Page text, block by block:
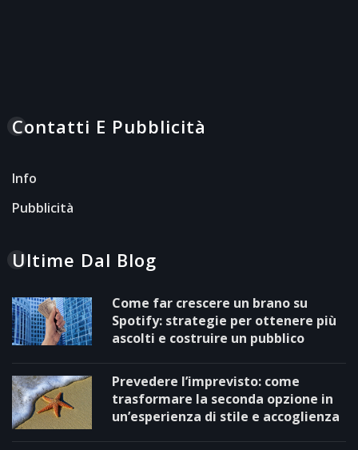
Contatti E Pubblicità
Info
Pubblicità
Ultime Dal Blog
Come far crescere un brano su
Spotify: strategie per ottenere più
ascolti e costruire un pubblico
Prevedere l’imprevisto: come
trasformare la seconda opzione in
un’esperienza di stile e accoglienza